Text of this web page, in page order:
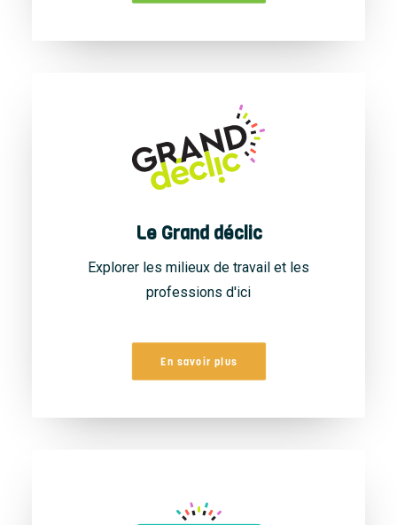
Le Grand déclic
Explorer les milieux de travail et les
professions d'ici
En savoir plus